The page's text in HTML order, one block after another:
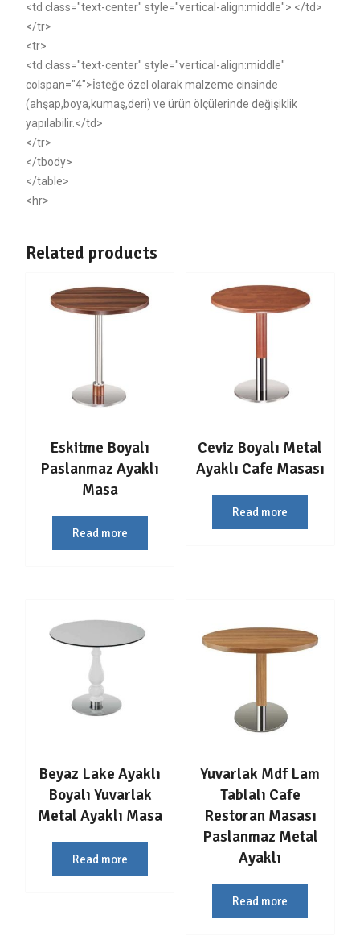
<td class="text-center" style="vertical-align:middle"> </td>
</tr>
<tr>
<td class="text-center" style="vertical-align:middle"
colspan="4">İsteğe özel olarak malzeme cinsinde
(ahşap,boya,kumaş,deri) ve ürün ölçülerinde değişiklik
yapılabilir.</td>
</tr>
</tbody>
</table>
<hr>
Related products
Eskitme Boyalı
Paslanmaz Ayaklı
Masa
Read more
Ceviz Boyalı Metal
Ayaklı Cafe Masası
Read more
Beyaz Lake Ayaklı
Boyalı Yuvarlak
Metal Ayaklı Masa
Read more
Yuvarlak Mdf Lam
Tablalı Cafe
Restoran Masası
Paslanmaz Metal
Ayaklı
Read more